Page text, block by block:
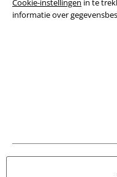
Cookie-instellingen in te
informatie over
Informatie over